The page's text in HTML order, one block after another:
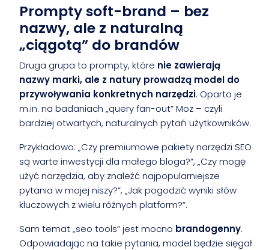
Prompty soft-brand – bez
nazwy, ale z naturalną
„ciągotą” do brandów
Druga grupa to prompty, które nie zawierają
nazwy marki, ale z natury prowadzą model do
przywoływania konkretnych narzędzi. Oparto je
m.in. na badaniach „query fan-out” Moz – czyli
bardziej otwartych, naturalnych pytań użytkowników.
Przykładowo: „Czy premiumowe pakiety narzędzi SEO
są warte inwestycji dla małego bloga?”, „Czy mogę
użyć narzędzia, aby znaleźć najpopularniejsze
pytania w mojej niszy?”, „Jak pogodzić wyniki słów
kluczowych z wielu różnych platform?”.
Sam temat „seo tools” jest mocno brandogenny.
Odpowiadając na takie pytania, model będzie sięgał